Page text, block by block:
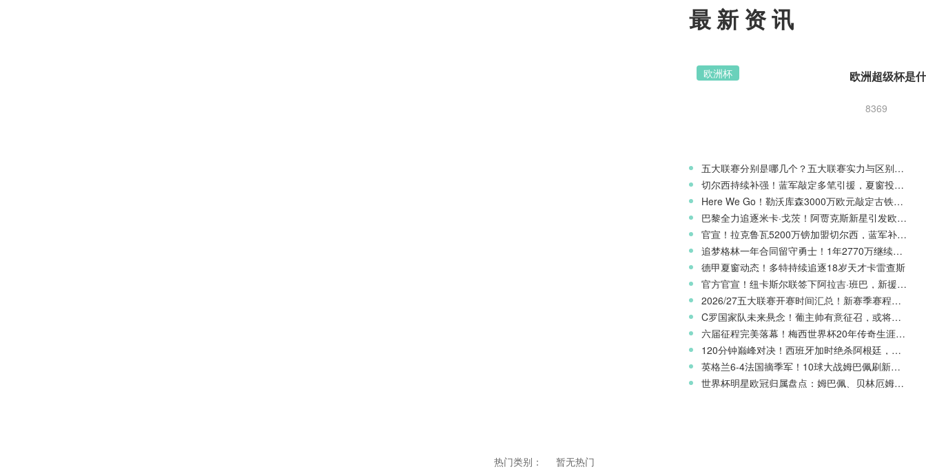
最新资讯
欧洲杯
8369
五大联赛分别是哪几个？五大联赛实力与区别科普
切尔西持续补强！蓝军敲定多笔引援，夏窗投入稳居英超前列
Here We Go！勒沃库森3000万欧元敲定古铁雷斯，寻找格里马尔多继任者
巴黎全力追逐米卡·戈茨！阿贾克斯新星引发欧冠豪门争夺
官宣！拉克鲁瓦5200万镑加盟切尔西，蓝军补强后防线
追梦格林一年合同留守勇士！1年2770万继续搭档库里
德甲夏窗动态！多特持续追逐18岁天才卡雷查斯
官方官宣！纽卡斯尔联签下阿拉吉·班巴，新援身披8号战袍
2026/27五大联赛开赛时间汇总！新赛季赛程官宣
C罗国家队未来悬念！葡主帅有意征召，或将出战欧国联
六届征程完美落幕！梅西世界杯20年传奇生涯完整回顾
120分钟巅峰对决！西班牙加时绝杀阿根廷，斩获2026世界杯冠军
英格兰6-4法国摘季军！10球大战姆巴佩刷新世界杯纪录
世界杯明星欧冠归属盘点：姆巴佩、贝林厄姆新赛季欧战前景
热门类别： 暂无热门